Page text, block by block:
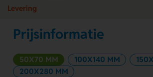
Levering
Prijsinformatie
50X70 MM 100X140 MM
200X280 MM